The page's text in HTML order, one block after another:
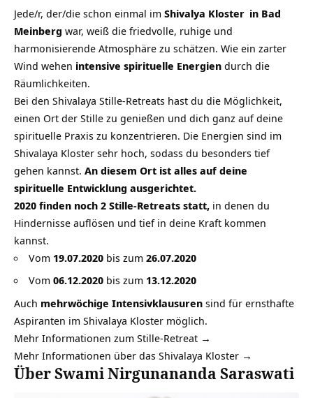
Jede/r, der/die schon einmal im Shivalya Kloster in Bad
Meinberg war, weiß die friedvolle, ruhige und
harmonisierende Atmosphäre zu schätzen. Wie ein zarter
Wind wehen intensive spirituelle Energien durch die
Räumlichkeiten.
Bei den Shivalaya Stille-Retreats hast du die Möglichkeit,
einen Ort der Stille zu genießen und dich ganz auf deine
spirituelle Praxis zu konzentrieren. Die Energien sind im
Shivalaya Kloster sehr hoch, sodass du besonders tief
gehen kannst. An diesem Ort ist alles auf deine
spirituelle Entwicklung ausgerichtet.
2020 finden noch 2 Stille-Retreats statt, in denen du
Hindernisse auflösen und tief in deine Kraft kommen
kannst.
Vom 19.07.2020 bis zum 26.07.2020
Vom 06.12.2020 bis zum 13.12.2020
Auch mehrwöchige Intensivklausuren sind für ernsthafte
Aspiranten im Shivalaya Kloster möglich.
Mehr Informationen zum Stille-Retreat →
Mehr Informationen über das Shivalaya Kloster →
Über Swami Nirgunananda Saraswati